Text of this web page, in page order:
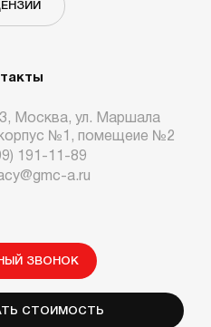
Москва, ул. Маршала
корпус №1, помещеие №2
191-11-89
a.ru
ЗВОНОК
СТОИМОСТЬ